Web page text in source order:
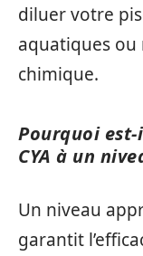
diluer votre
aquatiques
chimique.
Pourquoi
CYA à un
Un niveau
garantit